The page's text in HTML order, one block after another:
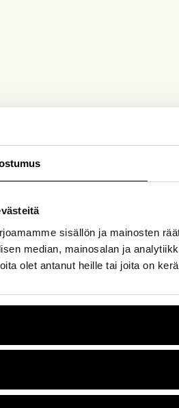
sisällön ja mainosten
median, mainosalan ja
olet antanut heille tai joita on